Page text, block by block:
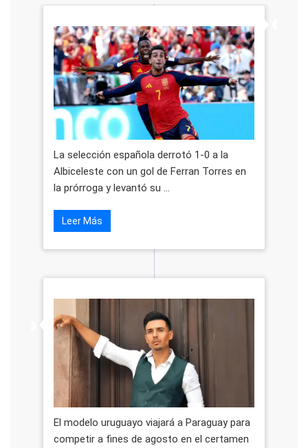
La selección española derrotó 1-0 a la
Albiceleste con un gol de Ferran Torres en
la prórroga y levantó su ...
Leer Más
El modelo uruguayo viajará a Paraguay para
competir a fines de agosto en el certamen